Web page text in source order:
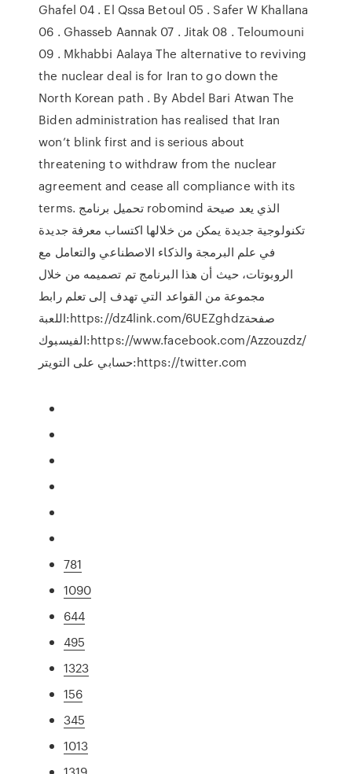
Ghafel 04 . El Qssa Betoul 05 . Safer W Khallana
06 . Ghasseb Aannak 07 . Jitak 08 . Teloumouni
09 . Mkhabbi Aalaya The alternative to reviving
the nuclear deal is for Iran to go down the
North Korean path . By Abdel Bari Atwan The
Biden administration has realised that Iran
won’t blink first and is serious about
threatening to withdraw from the nuclear
agreement and cease all compliance with its
terms. تحميل برنامج robomind الذي يعد صيحة
تكنولوجية جديدة يمكن من خلالها اكتساب معرفة جديدة
في علم البرمجة والذكاء الاصطناعي والتعامل مع
الروبوتات، حيث أن هذا البرنامج تم تصميمه من خلال
مجموعة من القواعد التي تهدف إلى تعلم رابط
اللعبة:https://dz4link.com/6UEZghdzصفحة
الفيسبوك:https://www.facebook.com/Azzouzdz/
حسابي على التويتر:https://twitter.com
781
1090
644
495
1323
156
345
1013